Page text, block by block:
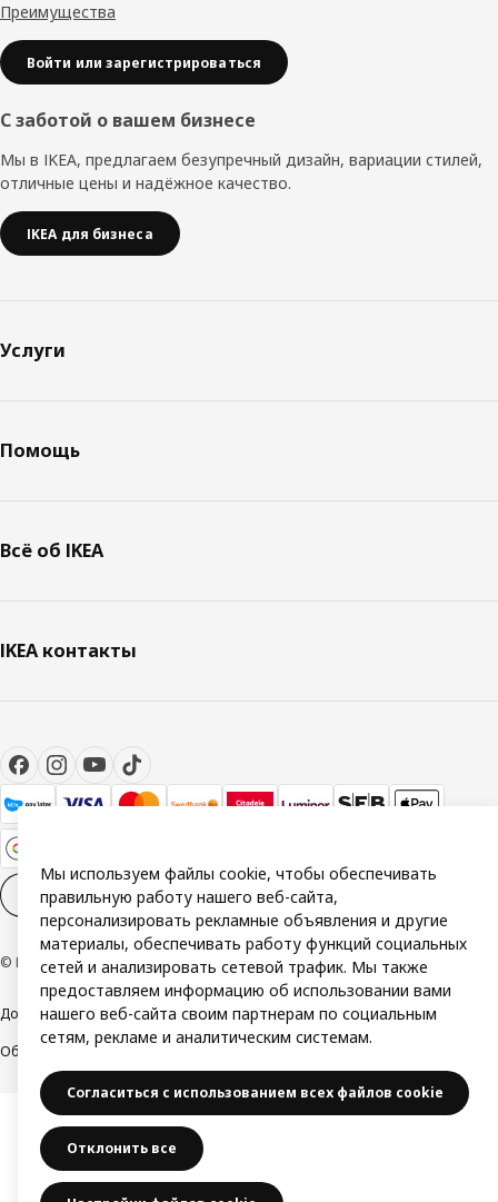
Преимущества
Войти или зарегистрироваться
С заботой о вашем бизнесе
Мы в IKEA, предлагаем безупречный дизайн, вариации стилей,
отличные цены и надёжное качество.
IKEA для бизнеса
Услуги
Помощь
Всё об IKEA
IKEA контакты
Настройки файлов cookies
© Inter IKEA Systems B.V. 1999-2026
ДоступностьПолитика конфиденциальности и использования cookie
Общие условия
Мы используем файлы cookie, чтобы обеспечивать
правильную работу нашего веб-сайта,
персонализировать рекламные объявления и другие
материалы, обеспечивать работу функций социальных
сетей и анализировать сетевой трафик. Мы также
предоставляем информацию об использовании вами
нашего веб-сайта своим партнерам по социальным
сетям, рекламе и аналитическим системам.
Согласиться с использованием всех файлов cookie
Отклонить все